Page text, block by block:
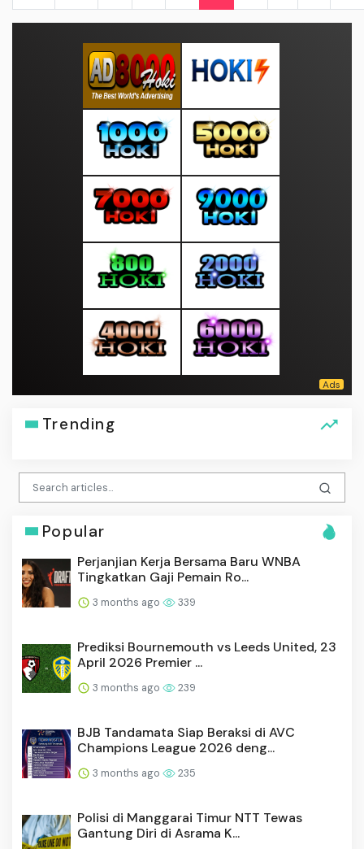
Trending
Popular
Perjanjian Kerja Bersama Baru WNBA
Tingkatkan Gaji Pemain Ro...
3 months ago 339
Prediksi Bournemouth vs Leeds United, 23
April 2026 Premier ...
3 months ago 239
BJB Tandamata Siap Beraksi di AVC
Champions League 2026 deng...
3 months ago 235
Polisi di Manggarai Timur NTT Tewas
Gantung Diri di Asrama K...